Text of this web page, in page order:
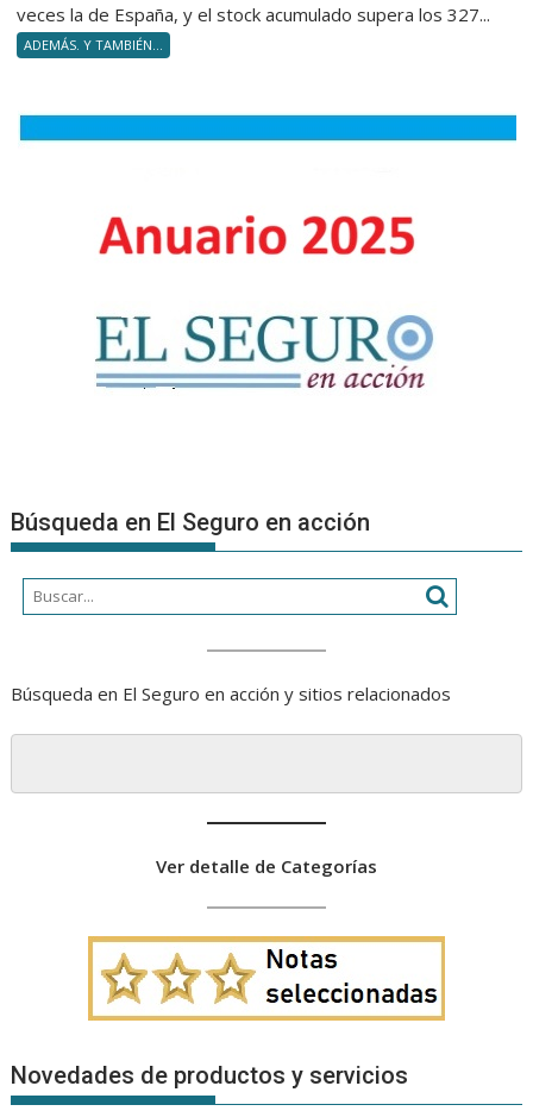
veces la de España, y el stock acumulado supera los 327...
ADEMÁS. Y TAMBIÉN...
Búsqueda en El Seguro en acción
Búsqueda en El Seguro en acción y sitios relacionados
Ver detalle de Categorías
Novedades de productos y servicios